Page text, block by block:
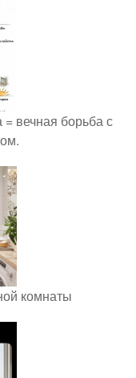
вечная борьба с
комнаты